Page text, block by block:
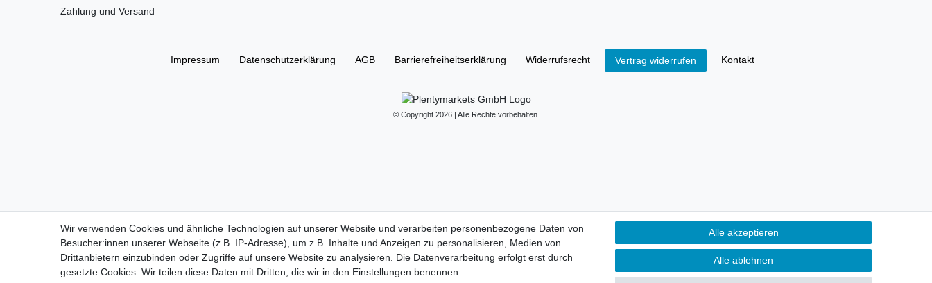
Zahlung und Versand
Impressum Daten­schutz­erklärung AGB Barrierefreiheitserklärung Widerrufs­recht Vertrag widerrufen Kontakt
© Copyright 2026 | Alle Rechte vorbehalten.
Wir verwenden Cookies und ähnliche Technologien auf unserer Website und verarbeiten personenbezogene Daten von
Besucher:innen unserer Webseite (z.B. IP-Adresse), um z.B. Inhalte und Anzeigen zu personalisieren, Medien von
Drittanbietern einzubinden oder Zugriffe auf unsere Website zu analysieren. Die Datenverarbeitung erfolgt erst durch
gesetzte Cookies. Wir teilen diese Daten mit Dritten, die wir in den Einstellungen benennen.
Alle akzeptieren
Alle ablehnen